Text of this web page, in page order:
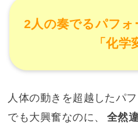
2人の奏でるパフ
「化学
人体の動きを超越したパ
でも大興奮なのに、
全然